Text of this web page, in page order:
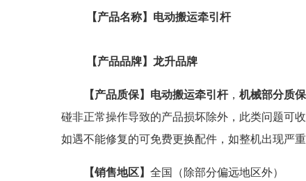
【产品名称】 电动搬运牵引杆
【产品品牌】 龙升品牌
【产品质保】电动搬运牵引杆， 机械部分质
碰非正常操作导致的产品损坏除外，此类问题可
如遇不能修复的可免费更换配件，如整机出现严
【销售地区】 全国（除部分偏远地区外）